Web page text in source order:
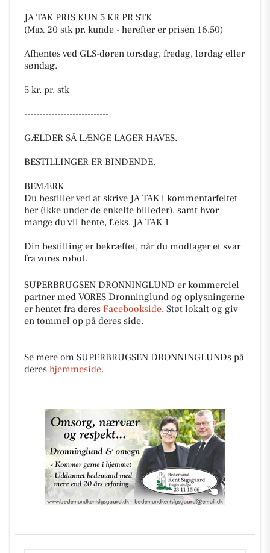
JA TAK PRIS KUN 5 KR PR STK
(Max 20 stk pr. kunde - herefter er prisen 16.50)
Afhentes ved GLS-døren torsdag, fredag, lørdag eller
søndag.
5 kr. pr. stk
----------------------------
GÆLDER SÅ LÆNGE LAGER HAVES.
BESTILLINGER ER BINDENDE.
BEMÆRK
Du bestiller ved at skrive JA TAK i kommentarfeltet
her (ikke under de enkelte billeder), samt hvor
mange du vil hente, f.eks. JA TAK 1
Din bestilling er bekræftet, når du modtager et svar
fra vores robot.
SUPERBRUGSEN DRONNINGLUND er kommerciel
partner med VORES Dronninglund og oplysningerne
er hentet fra deres Facebookside. Støt lokalt og giv
en tommel op på deres side.
Se mere om SUPERBRUGSEN DRONNINGLUNDs på
deres hjemmeside.